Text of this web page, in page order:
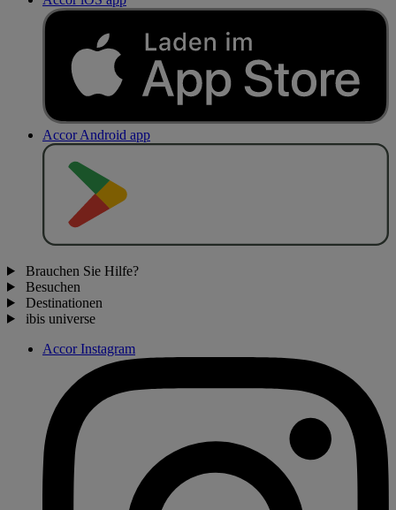
Accor Android app
Brauchen Sie Hilfe?
Besuchen
Destinationen
ibis universe
Accor Instagram